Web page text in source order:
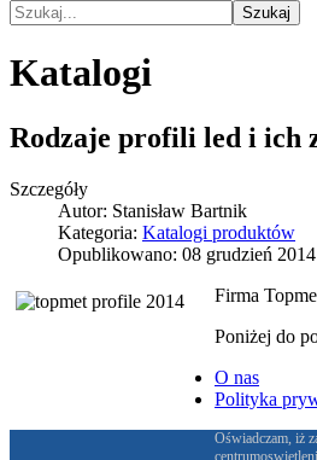
Szukaj
Katalogi
Rodzaje profili led i ich
Szczegóły
Autor: Stanisław Bartnik
Kategoria: Katalogi produktów
Opublikowano: 08 grudzień 2014
Firma
Poniżej do
O nas
Polityka
Oświadczam, iż